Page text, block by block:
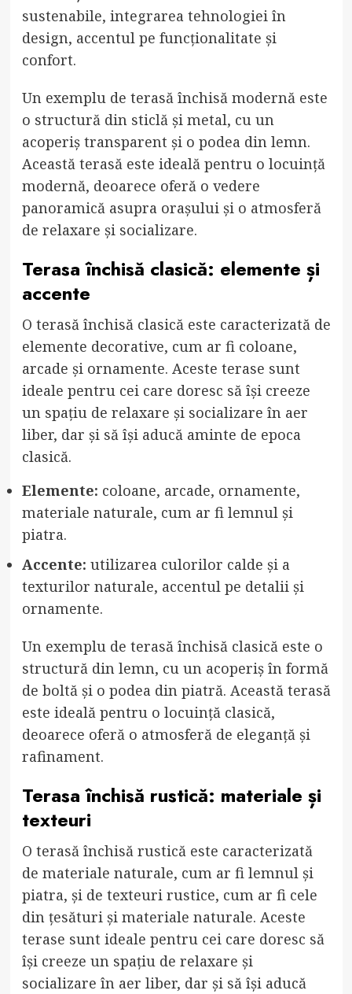
sustenabile, integrarea tehnologiei în
design, accentul pe funcționalitate și
confort.
Un exemplu de terasă închisă modernă este
o structură din sticlă și metal, cu un
acoperiș transparent și o podea din lemn.
Această terasă este ideală pentru o locuință
modernă, deoarece oferă o vedere
panoramică asupra orașului și o atmosferă
de relaxare și socializare.
Terasa închisă clasică: elemente și
accente
O terasă închisă clasică este caracterizată de
elemente decorative, cum ar fi coloane,
arcade și ornamente. Aceste terase sunt
ideale pentru cei care doresc să își creeze
un spațiu de relaxare și socializare în aer
liber, dar și să își aducă aminte de epoca
clasică.
Elemente: coloane, arcade, ornamente,
materiale naturale, cum ar fi lemnul și
piatra.
Accente: utilizarea culorilor calde și a
texturilor naturale, accentul pe detalii și
ornamente.
Un exemplu de terasă închisă clasică este o
structură din lemn, cu un acoperiș în formă
de boltă și o podea din piatră. Această terasă
este ideală pentru o locuință clasică,
deoarece oferă o atmosferă de eleganță și
rafinament.
Terasa închisă rustică: materiale și
texteuri
O terasă închisă rustică este caracterizată
de materiale naturale, cum ar fi lemnul și
piatra, și de texteuri rustice, cum ar fi cele
din țesături și materiale naturale. Aceste
terase sunt ideale pentru cei care doresc să
își creeze un spațiu de relaxare și
socializare în aer liber, dar și să își aducă